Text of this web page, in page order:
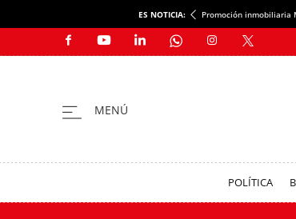
ES NOTICIA: Promoción inmobiliaria
POLÍTICA